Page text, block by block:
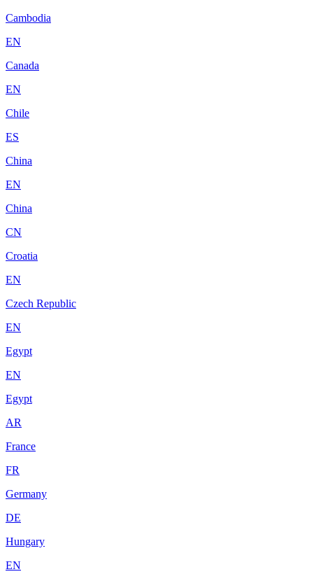
Cambodia
EN
Canada
EN
Chile
ES
China
EN
China
CN
Croatia
EN
Czech Republic
EN
Egypt
EN
Egypt
AR
France
FR
Germany
DE
Hungary
EN